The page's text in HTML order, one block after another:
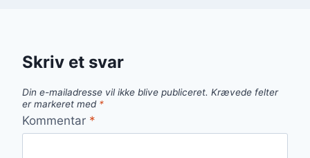
Skriv et svar
Din e-mailadresse vil ikke blive publiceret. Krævede felter
er markeret med *
Kommentar *